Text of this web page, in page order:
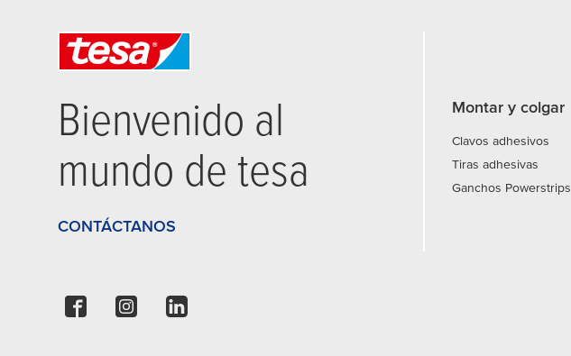
Bienvenido al
mundo de tesa
CONTÁCTANOS
Montar y colgar
Clavos adhesivos
Tiras adhesivas
Ganchos Powerstrips